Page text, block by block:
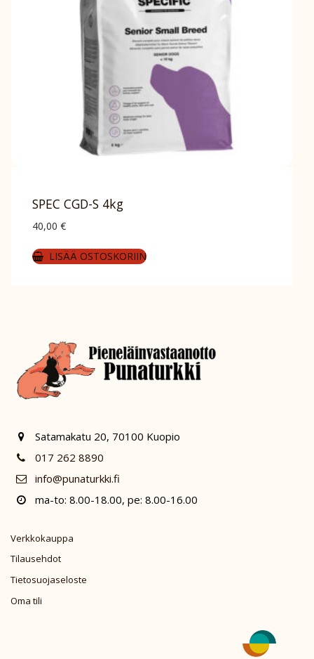
SPEC CGD-S 4kg
40,00 €
LISÄÄ OSTOSKORIIN
Satamakatu 20, 70100 Kuopio
017 262 8890
info@punaturkki.fi
ma-to: 8.00-18.00, pe: 8.00-16.00
Verkkokauppa
Tilausehdot
Tietosuojaseloste
Oma tili